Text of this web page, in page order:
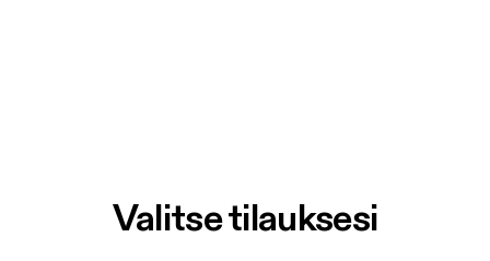
Valitse tilauksesi